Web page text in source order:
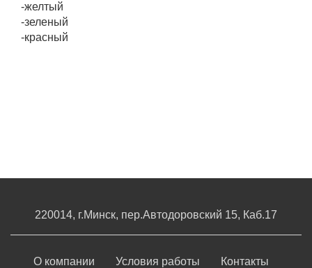
-желтый
-зеленый
-красный
220014, г.Минск, пер.Автодоровский 15, Каб.17
О компании Условия работы Контакты